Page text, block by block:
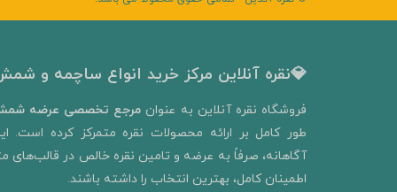
💎نقره آنلاین مرکز خرید انواع ساچمه و
​فروشگاه نقره آنلاین به‌ عنوان مرجع تخصصی عرضه
طور کامل بر ارائه محصولات نقره متمرکز کرده است.
آگاهانه، صرفاً به عرضه و تامین نقره خالص در قالب‌های
اطمینان کامل، بهترین انتخاب را داشته باشند.